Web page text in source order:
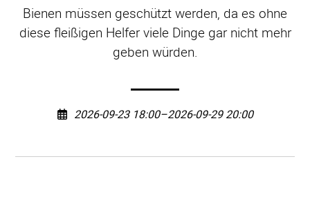
Bienen müssen geschützt werden, da es ohne
diese fleißigen Helfer viele Dinge gar nicht mehr
geben würden.
2026-09-23 18:00–2026-09-29 20:00